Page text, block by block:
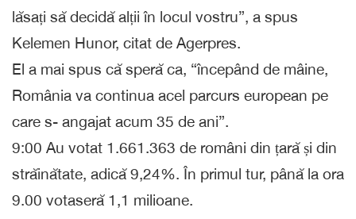
lăsați să decidă alții în locul vostru”, a spus
Kelemen Hunor, citat de Agerpres.
El a mai spus că speră ca, “începând de mâine,
România va continua acel parcurs european pe
care s- angajat acum 35 de ani”.
9:00 Au votat 1.661.363 de români din țară și din
străinătate, adică 9,24%. În primul tur, până la ora
9.00 votaseră 1,1 milioane.